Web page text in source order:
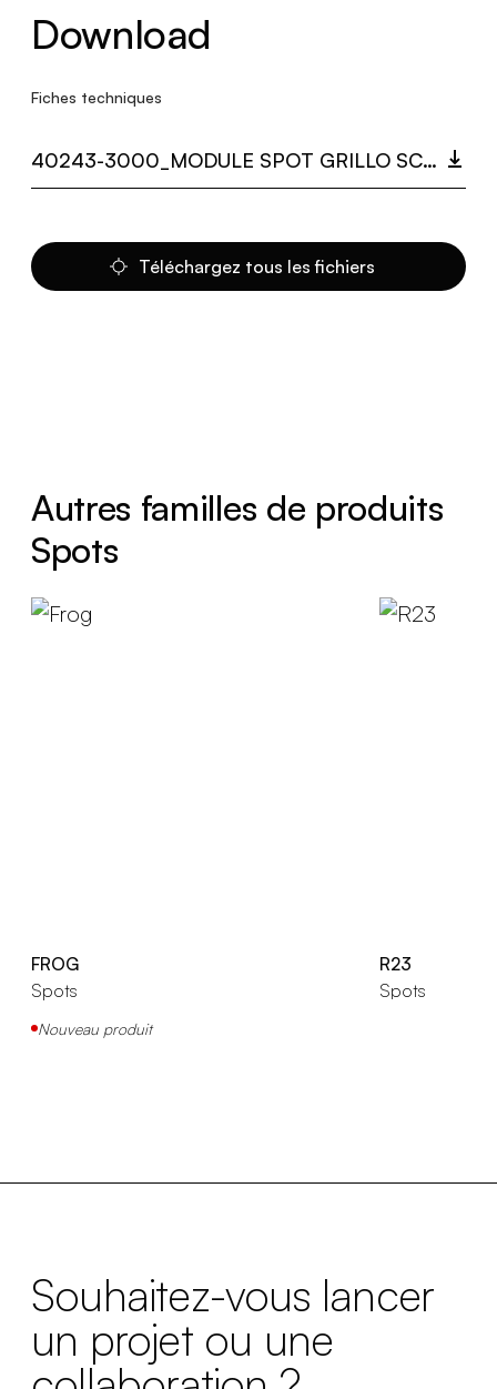
Download
Fiches techniques
40243-3000_MODULE SPOT GRILLO SCOIATTOLO.PDF
Téléchargez tous les fichiers
Autres familles de produits
Spots
FROG
Spots
Nouveau produit
R23
Spots
Souhaitez-vous lancer
un projet ou une